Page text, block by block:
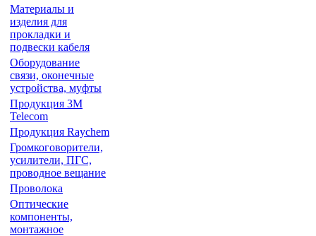
Материалы и
изделия для
прокладки и
подвески кабеля
Оборудование
связи, оконечные
устройства, муфты
Продукция 3М
Telecom
Продукция Raychem
Громкоговорители,
усилители, ПГС,
проводное вещание
Проволока
Оптические
компоненты,
монтажное